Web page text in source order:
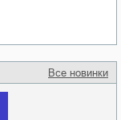
Все новинки